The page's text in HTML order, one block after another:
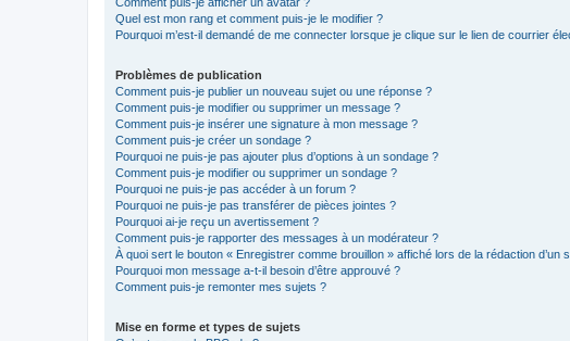
Quel est mon rang et comment puis-je le modifier ?
Pourquoi m’est-il demandé de me connecter lorsque je clique sur le lien de courrier
Problèmes de publication
Comment puis-je publier un nouveau sujet ou une réponse ?
Comment puis-je modifier ou supprimer un message ?
Comment puis-je insérer une signature à mon message ?
Comment puis-je créer un sondage ?
Pourquoi ne puis-je pas ajouter plus d’options à un sondage ?
Comment puis-je modifier ou supprimer un sondage ?
Pourquoi ne puis-je pas accéder à un forum ?
Pourquoi ne puis-je pas transférer de pièces jointes ?
Pourquoi ai-je reçu un avertissement ?
Comment puis-je rapporter des messages à un modérateur ?
À quoi sert le bouton « Enregistrer comme brouillon » affiché lors de la rédaction d’un
Pourquoi mon message a-t-il besoin d’être approuvé ?
Comment puis-je remonter mes sujets ?
Mise en forme et types de sujets